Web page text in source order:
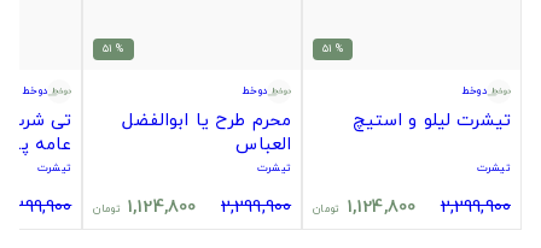
% 51
دوخط
تیشرت لیلو و استیچ
تیشرت
2,299,900
1,124,800 تومان
% 51
دوخط
محرم طرح یا ابوالفضل
العباس
تیشرت
2,299,900
1,124,800 تومان
دوخط
تی شرت
عامه
تیشرت
2,299,900